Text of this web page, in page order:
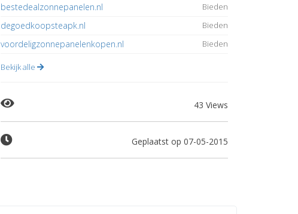
bestedealzonnepanelen.nl
Bieden
degoedkoopsteapk.nl Bieden
voordeligzonnepanelenkopen.nl Bieden
Bekijk alle
43 Views
Geplaatst op 07-05-2015